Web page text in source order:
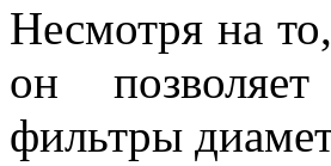
Несмотря на
он
фильтры